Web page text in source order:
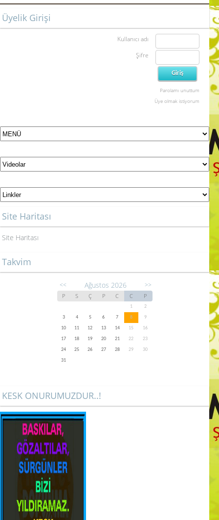
Üyelik Girişi
Kullanıcı adı
Şifre
Parolamı unuttum
Üye olmak istiyorum
Site Haritası
Site Haritası
Takvim
<< Ağustos 2026 >>
P S Ç P C C P
1
2
3
4 5 6 7 8
9
10
11 12 13 14 15
16
17
18 19 20 21 22
23
24
25 26 27 28 29
30
31
KESK ONURUMUZDUR..!